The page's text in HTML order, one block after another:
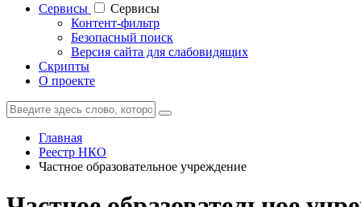
Cервисы
Cервисы
Контент-фильтр
Безопасный поиск
Версия сайта для слабовидящих
Скрипты
О проекте
Главная
Реестр НКО
Частное образовательное учреждение